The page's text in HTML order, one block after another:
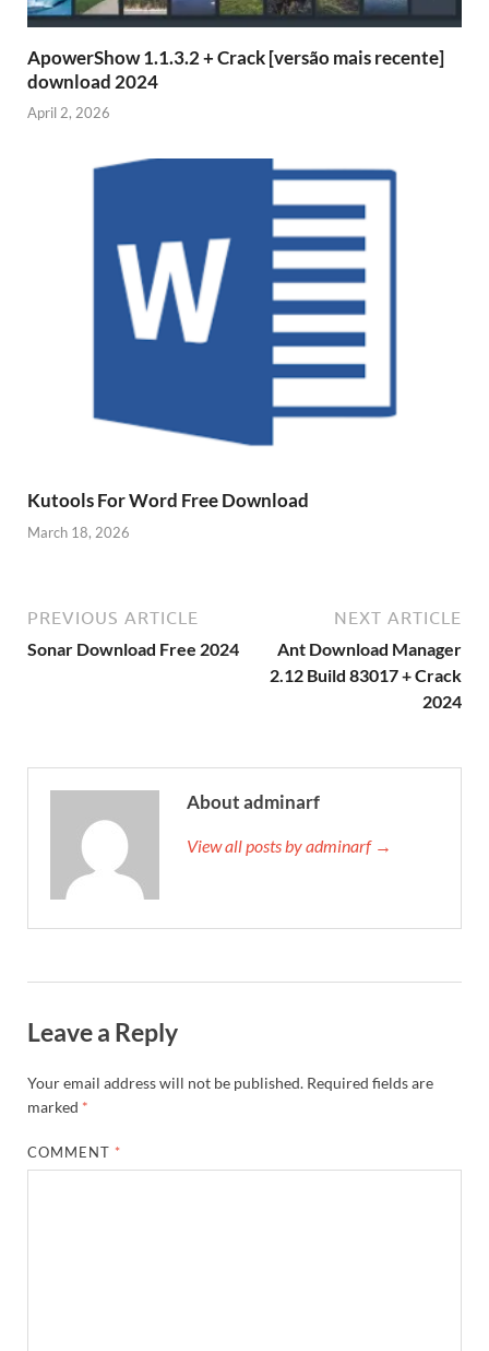
ApowerShow 1.1.3.2 + Crack [versão mais recente]
download 2024
April 2, 2026
Kutools For Word Free Download
March 18, 2026
PREVIOUS ARTICLE
Sonar Download Free 2024
NEXT ARTICLE
Ant Download Manager
2.12 Build 83017 + Crack
2024
About adminarf
View all posts by adminarf →
Leave a Reply
Your email address will not be published. Required fields are
marked *
COMMENT *